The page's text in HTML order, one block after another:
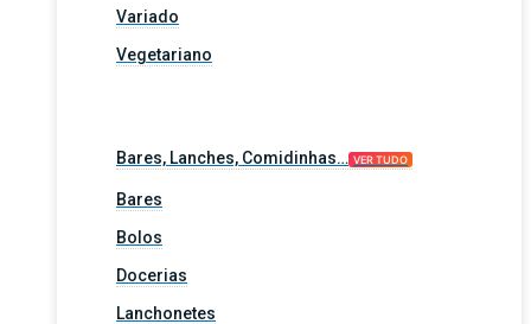
Variado
Vegetariano
Bares, Lanches, Comidinhas… VER TUDO
Bares
Bolos
Docerias
Lanchonetes